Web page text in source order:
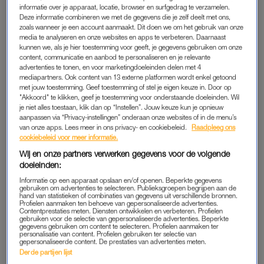
van cashgeld. Zo blijkt uit onderzoek van spaarplatform Raisin.
We pinnen liever – en dat kan vrijwel overal in ons land. Maar
dat is lang niet zo vanzelfsprekend in andere Europese landen.
“Voor de generatie die gewend is om zelfs een pakje
kauwgom bij de Appie met hun telefoon af te rekenen, is
reizen door Europa soms even schakelen”, deelt financieel
adviseur Jasper Berkhout van Raisin. Zeker in deze landen is
het slim om wat contant geld op zak te hebben:
1. Oostenrijk
2. Spanje
3. Ierland
4. Duitsland
5. Italië
6. Portugal
7. Frankrijk
8. België
informatie over je apparaat, locatie, browser en surfgedrag te verzamelen.
Deze informatie combineren we met de gegevens die je zelf deelt met ons,
zoals wanneer je een account aanmaakt. Dit doen we om het gebruik van onze
media te analyseren en onze websites en apps te verbeteren. Daarnaast
kunnen we, als je hier toestemming voor geeft, je gegevens gebruiken om onze
content, communicatie en aanbod te personaliseren en je relevante
advertenties te tonen, en voor marketingdoeleinden delen met 4
mediapartners. Ook content van 13 externe platformen wordt enkel getoond
met jouw toestemming. Geef toestemming of stel je eigen keuze in. Door op
"Akkoord" te klikken, geef je toestemming voor onderstaande doeleinden. Wil
je niet alles toestaan, klik dan op “Instellen”. Jouw keuze kun je opnieuw
aanpassen via “Privacy-instellingen” onderaan onze websites of in de menu’s
van onze apps. Lees meer in ons privacy- en cookiebeleid.
Raadpleeg ons
cookiebeleid voor meer informatie.
Wij en onze partners verwerken gegevens voor de volgende
doeleinden:
Informatie op een apparaat opslaan en/of openen. Beperkte gegevens
gebruiken om advertenties te selecteren. Publieksgroepen begrijpen aan de
hand van statistieken of combinaties van gegevens uit verschillende bronnen.
Profielen aanmaken ten behoeve van gepersonaliseerde advertenties.
Contentprestaties meten. Diensten ontwikkelen en verbeteren. Profielen
gebruiken voor de selectie van gepersonaliseerde advertenties. Beperkte
gegevens gebruiken om content te selecteren. Profielen aanmaken ter
personalisatie van content. Profielen gebruiken ter selectie van
gepersonaliseerde content. De prestaties van advertenties meten.
Derde partijen lijst